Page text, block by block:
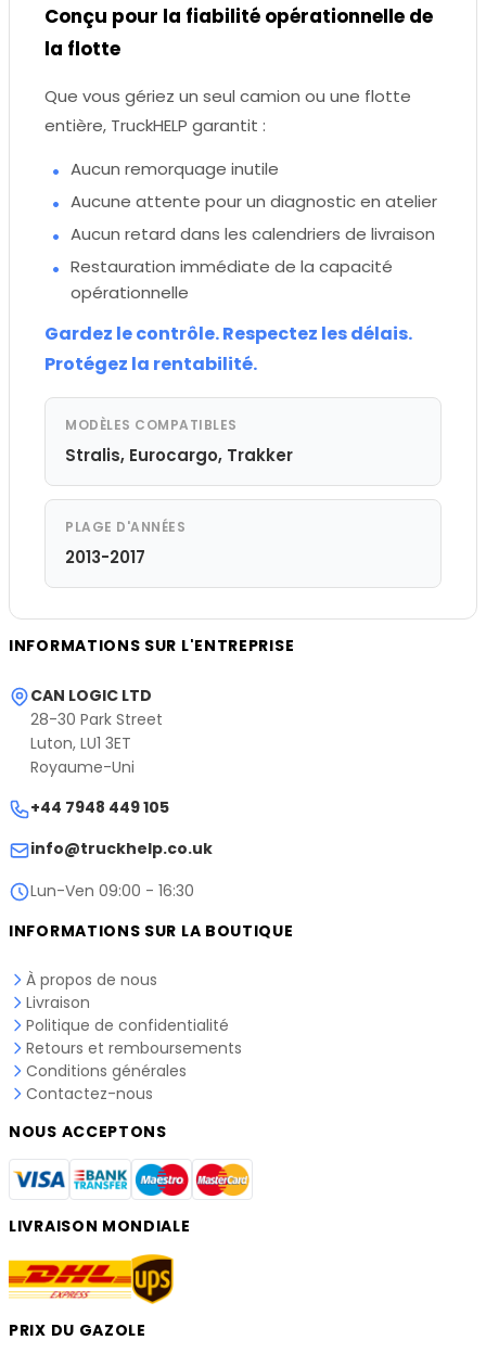
Conçu pour la fiabilité opérationnelle de
la flotte
Que vous gériez un seul camion ou une flotte
entière, TruckHELP garantit :
Aucun remorquage inutile
Aucune attente pour un diagnostic en atelier
Aucun retard dans les calendriers de livraison
Restauration immédiate de la capacité
opérationnelle
Gardez le contrôle. Respectez les délais.
Protégez la rentabilité.
MODÈLES COMPATIBLES
Stralis, Eurocargo, Trakker
PLAGE D'ANNÉES
2013-2017
INFORMATIONS SUR L'ENTREPRISE
CAN LOGIC LTD
28-30 Park Street
Luton, LU1 3ET
Royaume-Uni
+44 7948 449 105
info@truckhelp.co.uk
Lun-Ven 09:00 - 16:30
INFORMATIONS SUR LA BOUTIQUE
À propos de nous
Livraison
Politique de confidentialité
Retours et remboursements
Conditions générales
Contactez-nous
NOUS ACCEPTONS
LIVRAISON MONDIALE
PRIX DU GAZOLE